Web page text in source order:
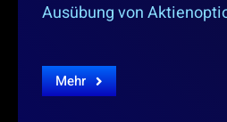
Ausübung von
Mehr